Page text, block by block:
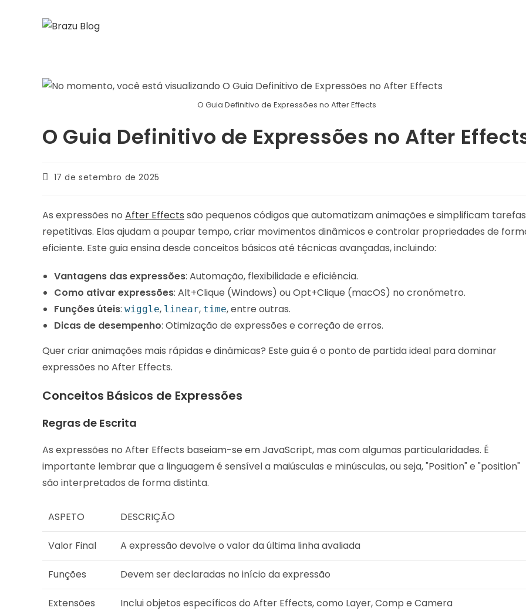
O Guia Definitivo de Expressões no After Effects
O Guia Definitivo de Expressões no After
Última
post:
17 de setembro de 2025
As expressões no After Effects são pequenos códigos que automatizam animações e simplificam tarefas
repetitivas. Elas ajudam a poupar tempo, criar movimentos dinâmicos e controlar propriedades de
eficiente. Este guia ensina desde conceitos básicos até técnicas avançadas, incluindo:
Vantagens das expressões: Automação, flexibilidade e eficiência.
Como ativar expressões: Alt+Clique (Windows) ou Opt+Clique (macOS) no cronómetro.
Funções úteis: wiggle, linear, time, entre outras.
Dicas de desempenho: Otimização de expressões e correção de erros.
Quer criar animações mais rápidas e dinâmicas? Este guia é o ponto de partida ideal para dominar
expressões no After Effects.
Conceitos Básicos de Expressões
Regras de Escrita
As expressões no After Effects baseiam-se em JavaScript, mas com algumas particularidades. É
importante lembrar que a linguagem é sensível a maiúsculas e minúsculas, ou seja, "Position" e "position"
são interpretados de forma distinta.
ASPETO DESCRIÇÃO
Valor Final A expressão devolve o valor da última linha avaliada
Funções Devem ser declaradas no início da expressão
Extensões Inclui objetos específicos do After Effects, como Layer, Comp e Camera